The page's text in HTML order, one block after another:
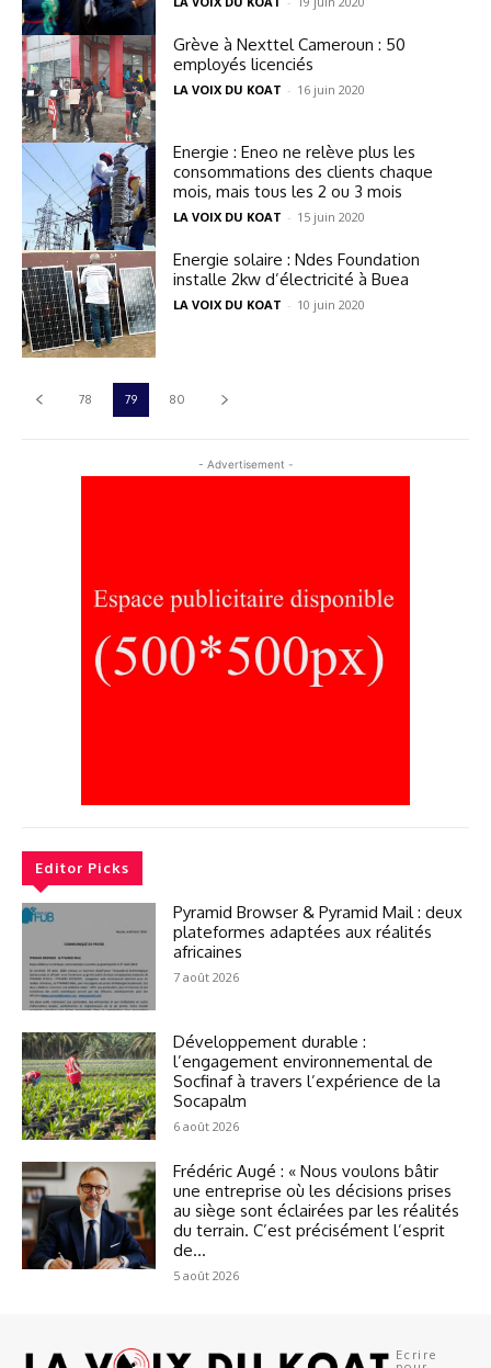
Grève à Nexttel Cameroun : 50
employés licenciés
LA VOIX DU KOAT - 16 juin 2020
Energie : Eneo ne relève plus les
consommations des clients chaque
mois, mais tous les 2 ou 3 mois
LA VOIX DU KOAT - 15 juin 2020
Energie solaire : Ndes Foundation
installe 2kw d’électricité à Buea
LA VOIX DU KOAT - 10 juin 2020
78 79 80
- Advertisement -
Editor Picks
Pyramid Browser & Pyramid Mail : deux
plateformes adaptées aux réalités
africaines
7 août 2026
Développement durable :
l’engagement environnemental de
Socfinaf à travers l’expérience de la
Socapalm
6 août 2026
Frédéric Augé : « Nous voulons bâtir
une entreprise où les décisions prises
au siège sont éclairées par les réalités
du terrain. C’est précisément l’esprit
de...
5 août 2026
Ecrire